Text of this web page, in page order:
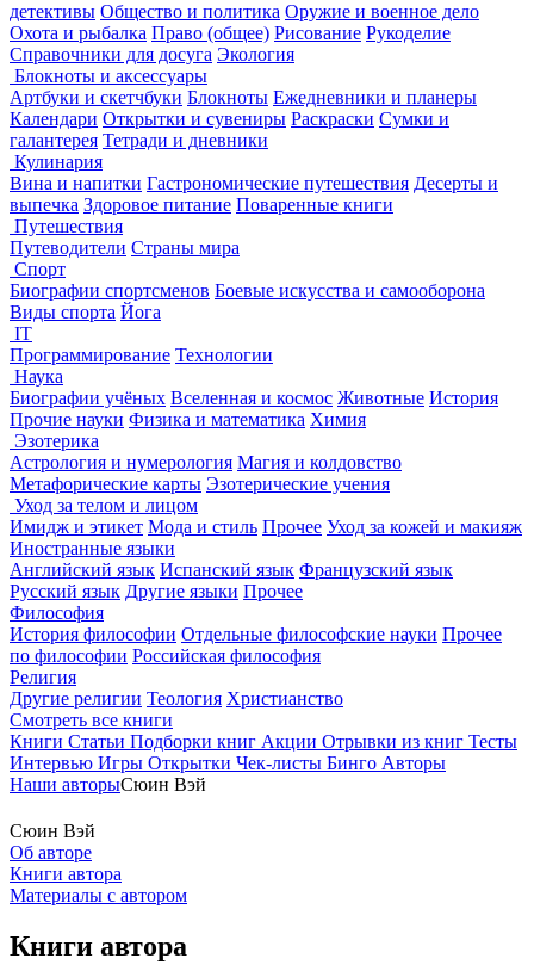
детективы Общество и политика Оружие и военное дело
Охота и рыбалка Право (общее) Рисование Рукоделие
Справочники для досуга Экология
Блокноты и аксессуары
Артбуки и скетчбуки Блокноты Ежедневники и планеры
Календари Открытки и сувениры Раскраски Сумки и
галантерея Тетради и дневники
Кулинария
Вина и напитки Гастрономические путешествия Десерты и
выпечка Здоровое питание Поваренные книги
Путешествия
Путеводители Страны мира
Спорт
Биографии спортсменов Боевые искусства и самооборона
Виды спорта Йога
IT
Программирование Технологии
Наука
Биографии учёных Вселенная и космос Животные История
Прочие науки Физика и математика Химия
Эзотерика
Астрология и нумерология Магия и колдовство
Метафорические карты Эзотерические учения
Уход за телом и лицом
Имидж и этикет Мода и стиль Прочее Уход за кожей и макияж
Иностранные языки
Английский язык Испанский язык Французский язык
Русский язык Другие языки Прочее
Философия
История философии Отдельные философские науки Прочее
по философии Российская философия
Религия
Другие религии Теология Христианство
Смотреть все книги
Книги Статьи Подборки книг Акции Отрывки из книг Тесты
Интервью Игры Открытки Чек-листы Бинго Авторы
Наши авторыСюин Вэй
Сюин Вэй
Об авторе
Книги автора
Материалы с автором
Книги автора